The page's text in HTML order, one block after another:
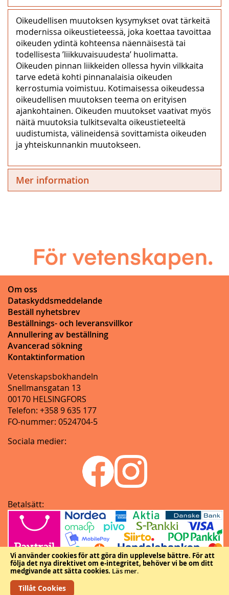
Vi använder cookies för att göra din upplevelse bättre. För att
följa det nya direktivet om e-integritet, behöver vi be om ditt
medgivande att sätta cookies. Läs mer.
Tillåt Cookies
Oikeudellisen muutoksen kysymykset ovat tärkeitä
modernissa oikeustieteessä, joka koettaa tavoittaa
oikeuden ydintä kohteensa näennäisestä tai
todellisesta ’liikkuvaisuudesta’ huolimatta.
Oikeuden pinnan liikkeiden ollessa hyvin vilkkaita
tarve edetä kohti pinnanalaisia oikeuden
kerrostumia voimistuu. Kotimaisessa oikeudessa
oikeudellisen muutoksen teema on erityisen
ajankohtainen. Oikeuden muutokset vaativat myös
näitä muutoksia tulkitsevalta oikeustieteeltä
uudistumista, välineidensä sovittamista oikeuden
ja yhteiskunnankin muutokseen.
Mer information
Om oss
Dataskyddsmeddelande
Beställ nyhetsbrev
Beställnings- och leveransvillkor
Annullering av beställning
Avancerad sökning
Kontaktinformation
Vetenskapsbokhandeln
Snellmansgatan 13
00170 HELSINGFORS
Telefon: +358 9 635 177
FO-nummer: 0524704-5
Sociala medier:
Betalsätt:
Copyright © Vetenskapliga samfundens delegation.